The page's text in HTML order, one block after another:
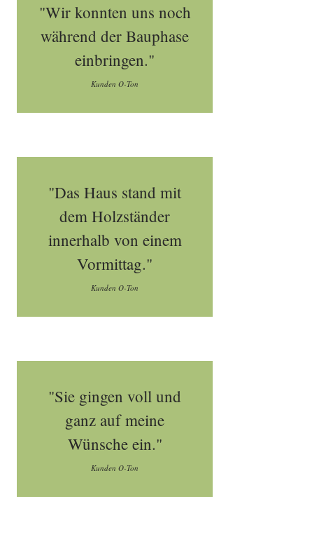
"Wir konnten uns noch
während der Bauphase
einbringen."
Kunden O-Ton
"Das Haus stand mit
dem Holzständer
innerhalb von einem
Vormittag."
Kunden O-Ton
"Sie gingen voll und
ganz auf meine
Wünsche ein."
Kunden O-Ton